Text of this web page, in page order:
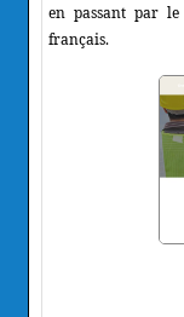
en passant par le
français.